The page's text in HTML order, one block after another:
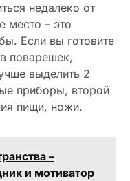
недалеко от
место – это
Если вы готовите
поварешек,
выделить 2
приборы, второй
пищи, ножи.
–
и мотиватор